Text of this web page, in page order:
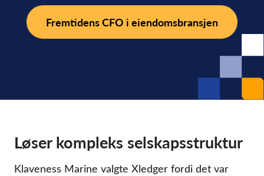
Fremtidens CFO i eiendoms­bransjen
Løser kompleks selskapsstruktur
Klaveness Marine valgte Xledger fordi det var